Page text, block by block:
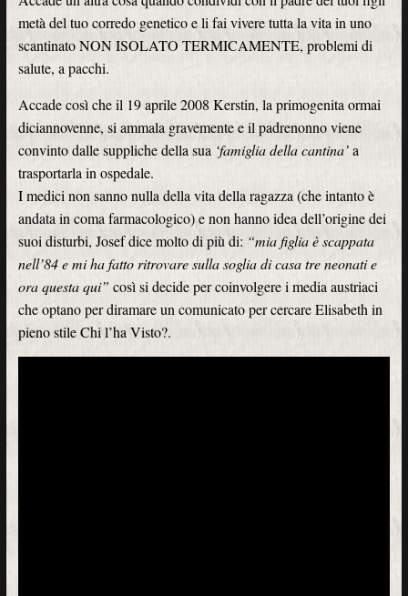
metà del tuo corredo genetico e li fai vivere tutta la vita in uno
scantinato NON ISOLATO TERMICAMENTE, problemi di
salute, a pacchi.
Accade così che il 19 aprile 2008 Kerstin, la primogenita ormai
diciannovenne, si ammala gravemente e il padrenonno viene
convinto dalle suppliche della sua ‘famiglia della cantina’a
trasportarla in ospedale.
I medici non sanno nulla della vita della ragazza (che intanto è
andata in coma farmacologico) e non hanno idea dell’origine dei
suoi disturbi, Josef dice molto di più di: “mia figlia è scappata
nell’84 e mi ha fatto ritrovare sulla soglia di casa tre neonati e
ora questa qui” così si decide per coinvolgere i media austriaci
che optano per diramare un comunicato per cercare Elisabeth in
pieno stile Chi l’ha Visto?.